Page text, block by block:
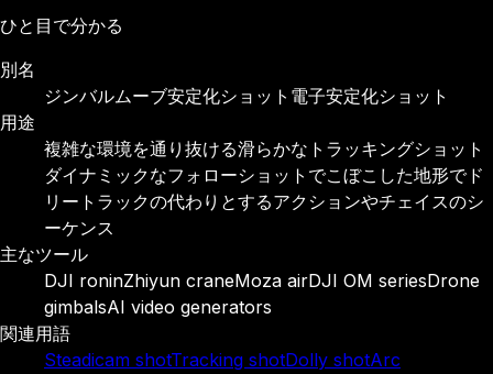
ひと目で分かる
別名
ジンバルムーブ安定化ショット 電子安定化ショット
用途
複雑な環境を通り抜ける滑らかなトラッキングショット
ダイナミックなフォローショット でこぼこした地形でド
リートラックの代わりとするアクションやチェイスのシ
ーケンス
主なツール
DJI roninZhiyun craneMoza airDJI OM seriesDrone
gimbalsAI video generators
関連用語
Steadicam shotTracking shotDolly shotArc